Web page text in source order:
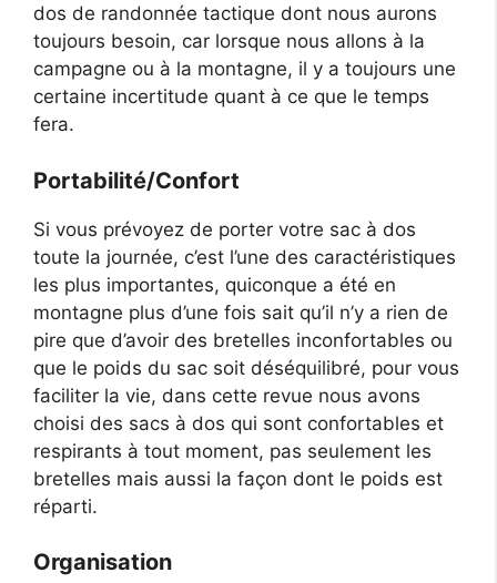
dos de randonnée tactique dont nous aurons
toujours besoin, car lorsque nous allons à la
campagne ou à la montagne, il y a toujours une
certaine incertitude quant à ce que le temps
fera.
Portabilité/Confort
Si vous prévoyez de porter votre sac à dos
toute la journée, c’est l’une des caractéristiques
les plus importantes, quiconque a été en
montagne plus d’une fois sait qu’il n’y a rien de
pire que d’avoir des bretelles inconfortables ou
que le poids du sac soit déséquilibré, pour vous
faciliter la vie, dans cette revue nous avons
choisi des sacs à dos qui sont confortables et
respirants à tout moment, pas seulement les
bretelles mais aussi la façon dont le poids est
réparti.
Organisation